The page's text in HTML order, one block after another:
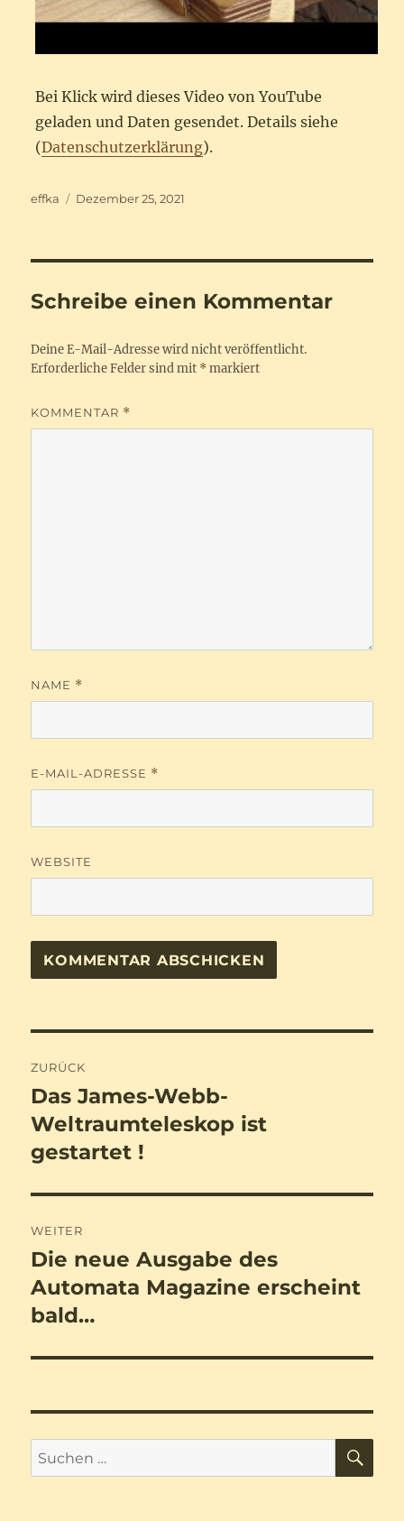
Bei Klick wird dieses Video von YouTube
geladen und Daten gesendet. Details siehe
(Datenschutzerklärung).
Autor
effka
Veröffentlicht
Dezember 25, 2021
Schreibe einen Kommentar
Deine E-Mail-Adresse wird nicht veröffentlicht.
Erforderliche Felder sind mit * markiert
KOMMENTAR *
NAME *
E-MAIL-ADRESSE *
WEBSITE
ZURÜCK
Vorheriger
Beitrag:
Das James-Webb-
Weltraumteleskop ist
gestartet !
WEITER
Nächster
Beitrag:
Die neue Ausgabe des
Automata Magazine erscheint
bald…
Suchen
nach: